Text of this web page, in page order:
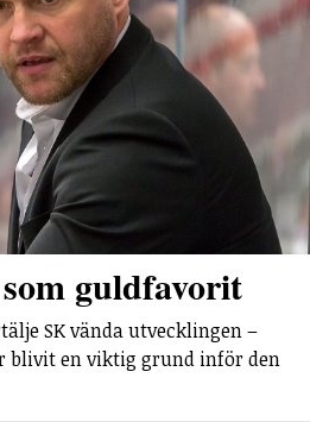
guldfavorit
SK vända utvecklingen –
blivit en viktig grund inför den